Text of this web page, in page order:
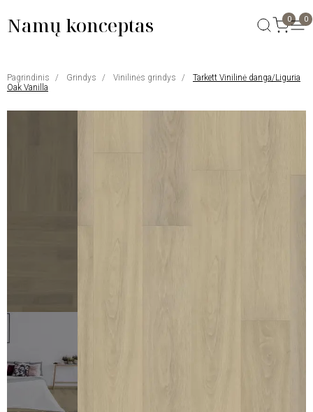
Namų konceptas 0 0
Pagrindinis Grindys Vinilinės grindys
Tarkett Vinilinė danga/Liguria
Oak Vanilla